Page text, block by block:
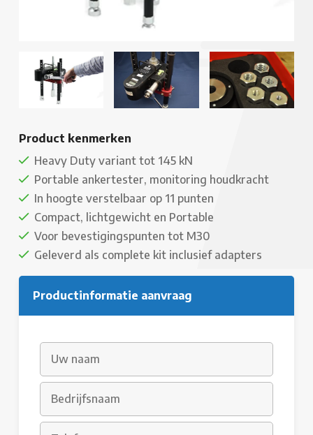
Product kenmerken
Heavy Duty variant tot 145 kN
Portable ankertester, monitoring houdkracht
In hoogte verstelbaar op 11 punten
Compact, lichtgewicht en Portable
Voor bevestigingspunten tot M30
Geleverd als complete kit inclusief adapters
Productinformatie aanvraag